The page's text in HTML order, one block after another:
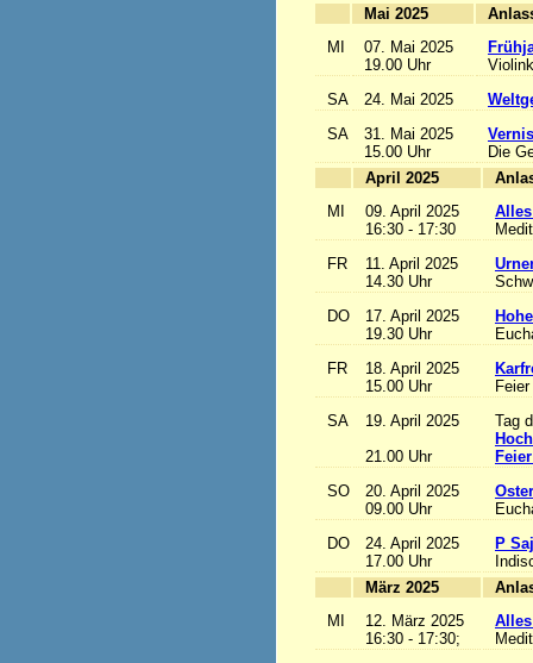
Mai 2025
MI
07. Mai 2025
19.00 Uhr
SA
24. Mai 2025
SA
31. Mai 2025
15.00 Uhr
Die
April 2025
MI
09. April 2025
16:30 - 17:30
FR
11. April 2025
14.30 Uhr
DO
17. April 2025
19.30 Uhr
FR
18. April 2025
15.00 Uhr
SA
19. April 2025
21.00 Uhr
Tag
SO
20. April 2025
09.00 Uhr
DO
24. April 2025
17.00 Uhr
P
März 2025
MI
12. März 2025
16:30 - 17:30;